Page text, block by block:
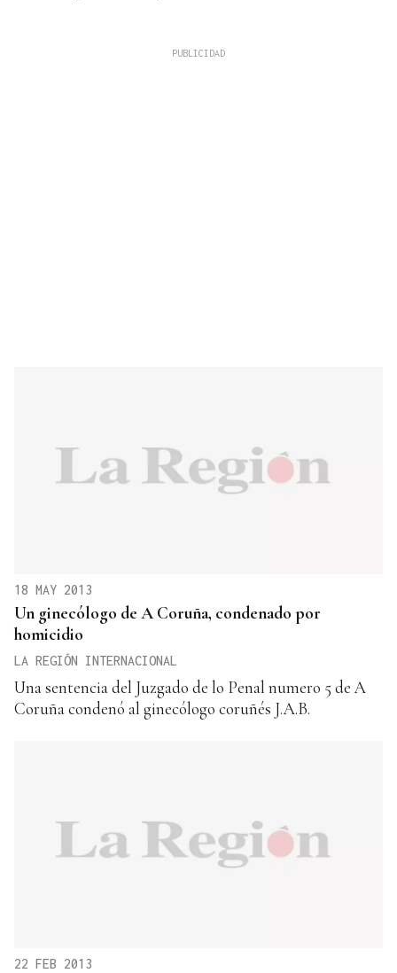
18 MAY 2013
Un ginecólogo de A Coruña, condenado por
homicidio
LA REGIÓN INTERNACIONAL
Una sentencia del Juzgado de lo Penal numero 5 de A
Coruña condenó al ginecólogo coruñés J.A.B.
22 FEB 2013